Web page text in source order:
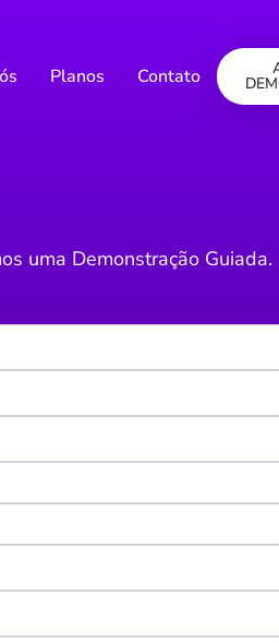
Planos Contato
uma Demonstração Guiada.